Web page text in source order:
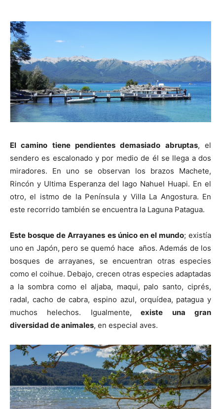
El camino tiene pendientes demasiado abruptas, el
sendero es escalonado y por medio de él se llega a dos
miradores. En uno se observan los brazos Machete,
Rincón y Ultima Esperanza del lago Nahuel Huapi. En el
otro, el istmo de la Península y Villa La Angostura. En
este recorrido también se encuentra la Laguna Patagua.
Este bosque de Arrayanes es único en el mundo; existía
uno en Japón, pero se quemó hace años. Además de los
bosques de arrayanes, se encuentran otras especies
como el coihue. Debajo, crecen otras especies adaptadas
a la sombra como el aljaba, maqui, palo santo, ciprés,
radal, cacho de cabra, espino azul, orquídea, patagua y
muchos helechos. Igualmente, existe una gran
diversidad de animales, en especial aves.